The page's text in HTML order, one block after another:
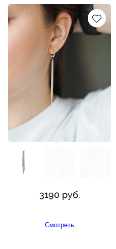
3190 руб.
Смотреть